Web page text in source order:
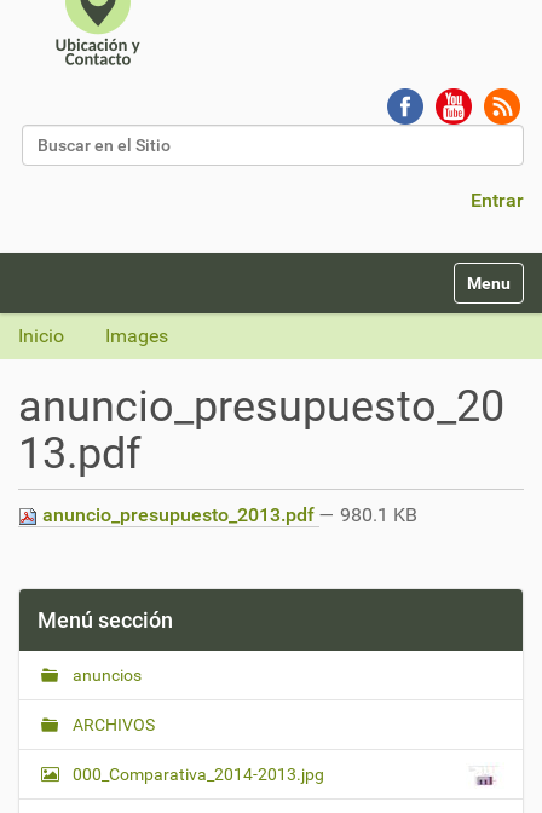
Entrar
v
Toggle
Inicio Images
anuncio_presupuesto_20
13.pdf
anuncio_presupuesto_2013.pdf — 980.1 KB
Menú sección
anuncios
ARCHIVOS
000_Comparativa_2014-2013.jpg